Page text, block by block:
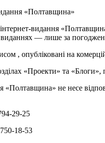
«Полтавщина»
видання
— лише за
, опубліковані на
«Проекти» та «Блоги»,
«Полтавщина» не несе
29-25
18-53